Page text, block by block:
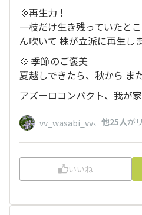
💠再生力！
一枝だけ生き残っていたと
ん吹いて 株が立派に再生し
💠 季節のご褒美
夏越しできたら、秋から ま
アズーロコンパクト、我が
vv_wasabi_vv、 他25人が
いいね